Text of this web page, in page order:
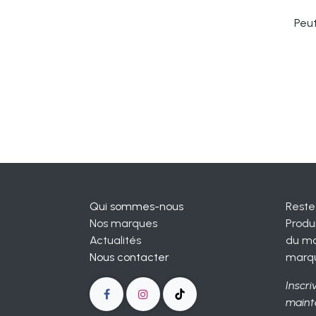
Qui sommes-nous
Nos marques
Actualités
Nous contacter
du